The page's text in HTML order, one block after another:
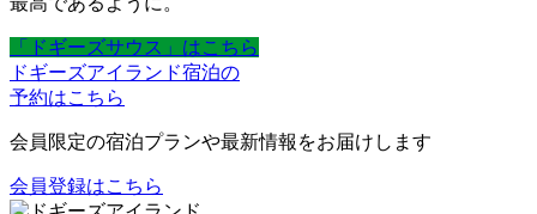
「ドギーズサウス」はこちら
ドギーズアイランド宿泊の
予約はこちら
会員限定の宿泊プランや最新情報をお届けします
会員登録はこちら